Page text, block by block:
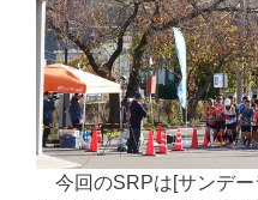
今回のSRPは[サンデ